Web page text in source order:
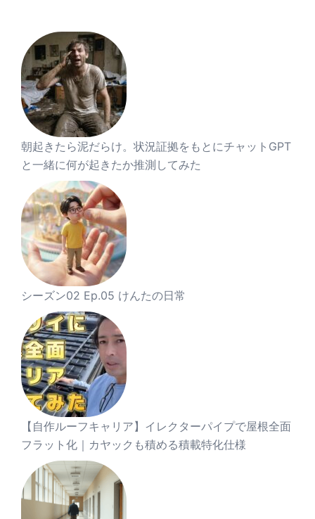
朝起きたら泥だらけ。状況証拠をもとにチャットGPT
と一緒に何が起きたか推測してみた
シーズン02 Ep.05 けんたの日常
【自作ルーフキャリア】イレクターパイプで屋根全面
フラット化｜カヤックも積める積載特化仕様